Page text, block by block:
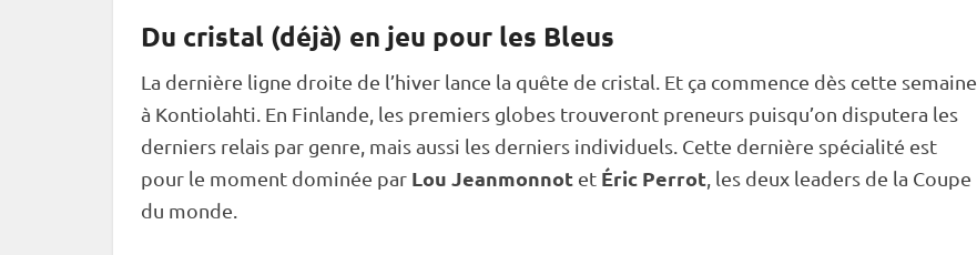
Du cristal (déjà) en jeu pour les Bleus
La dernière ligne droite de l’hiver lance la quête de cristal. Et ça commence dès cette semaine
à Kontiolahti . En Finlande, les premiers globes trouveront preneurs puisqu’on disputera les
derniers relais par genre, mais aussi les derniers individuels. Cette dernière spécialité est
pour le moment dominée par Lou Jeanmonnot et Éric Perrot , les deux leaders de la Coupe
du monde